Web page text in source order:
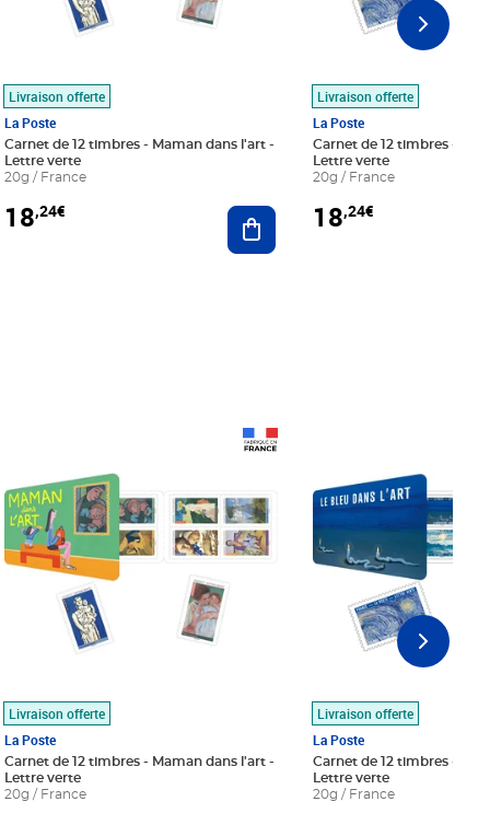
au panier
Livraison offerte
La Poste
Carnet de 12 timbres - Maman dans l'art -
Lettre verte
20g / France
18,24€ Ajouter au panier
Livraison offerte
La Poste
Carnet de 12 timbres - Le
Lettre verte
20g / France
18,24€
Livraison offerte
La Poste
Carnet de 12 timbres - Maman dans l'art -
Lettre verte
20g / France
Livraison offerte
La Poste
Carnet de 12 timbres - Le
Lettre verte
20g / France